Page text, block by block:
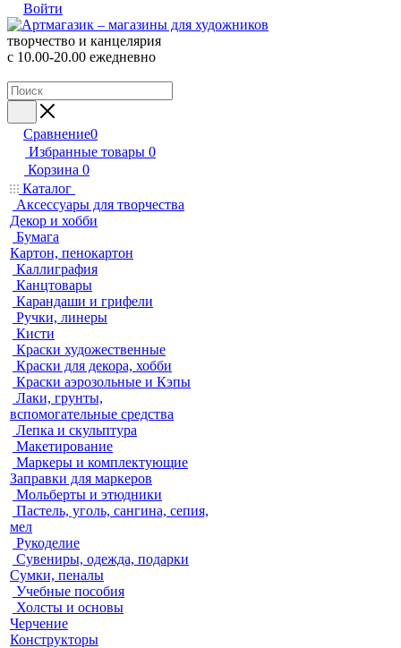
Войти
творчество и канцелярия
с 10.00-20.00 ежедневно
Сравнение0
Избранные товары 0
Корзина 0
Каталог
Аксессуары для творчества
Декор и хобби
Бумага
Картон, пенокартон
Каллиграфия
Канцтовары
Карандаши и грифели
Ручки, линеры
Кисти
Краски художественные
Краски для декора, хобби
Краски аэрозольные и Кэпы
Лаки, грунты,
вспомогательные средства
Лепка и скульптура
Макетирование
Маркеры и комплектующие
Заправки для маркеров
Мольберты и этюдники
Пастель, уголь, сангина, сепия,
мел
Рукоделие
Сувениры, одежда, подарки
Сумки, пеналы
Учебные пособия
Холсты и основы
Черчение
Конструкторы